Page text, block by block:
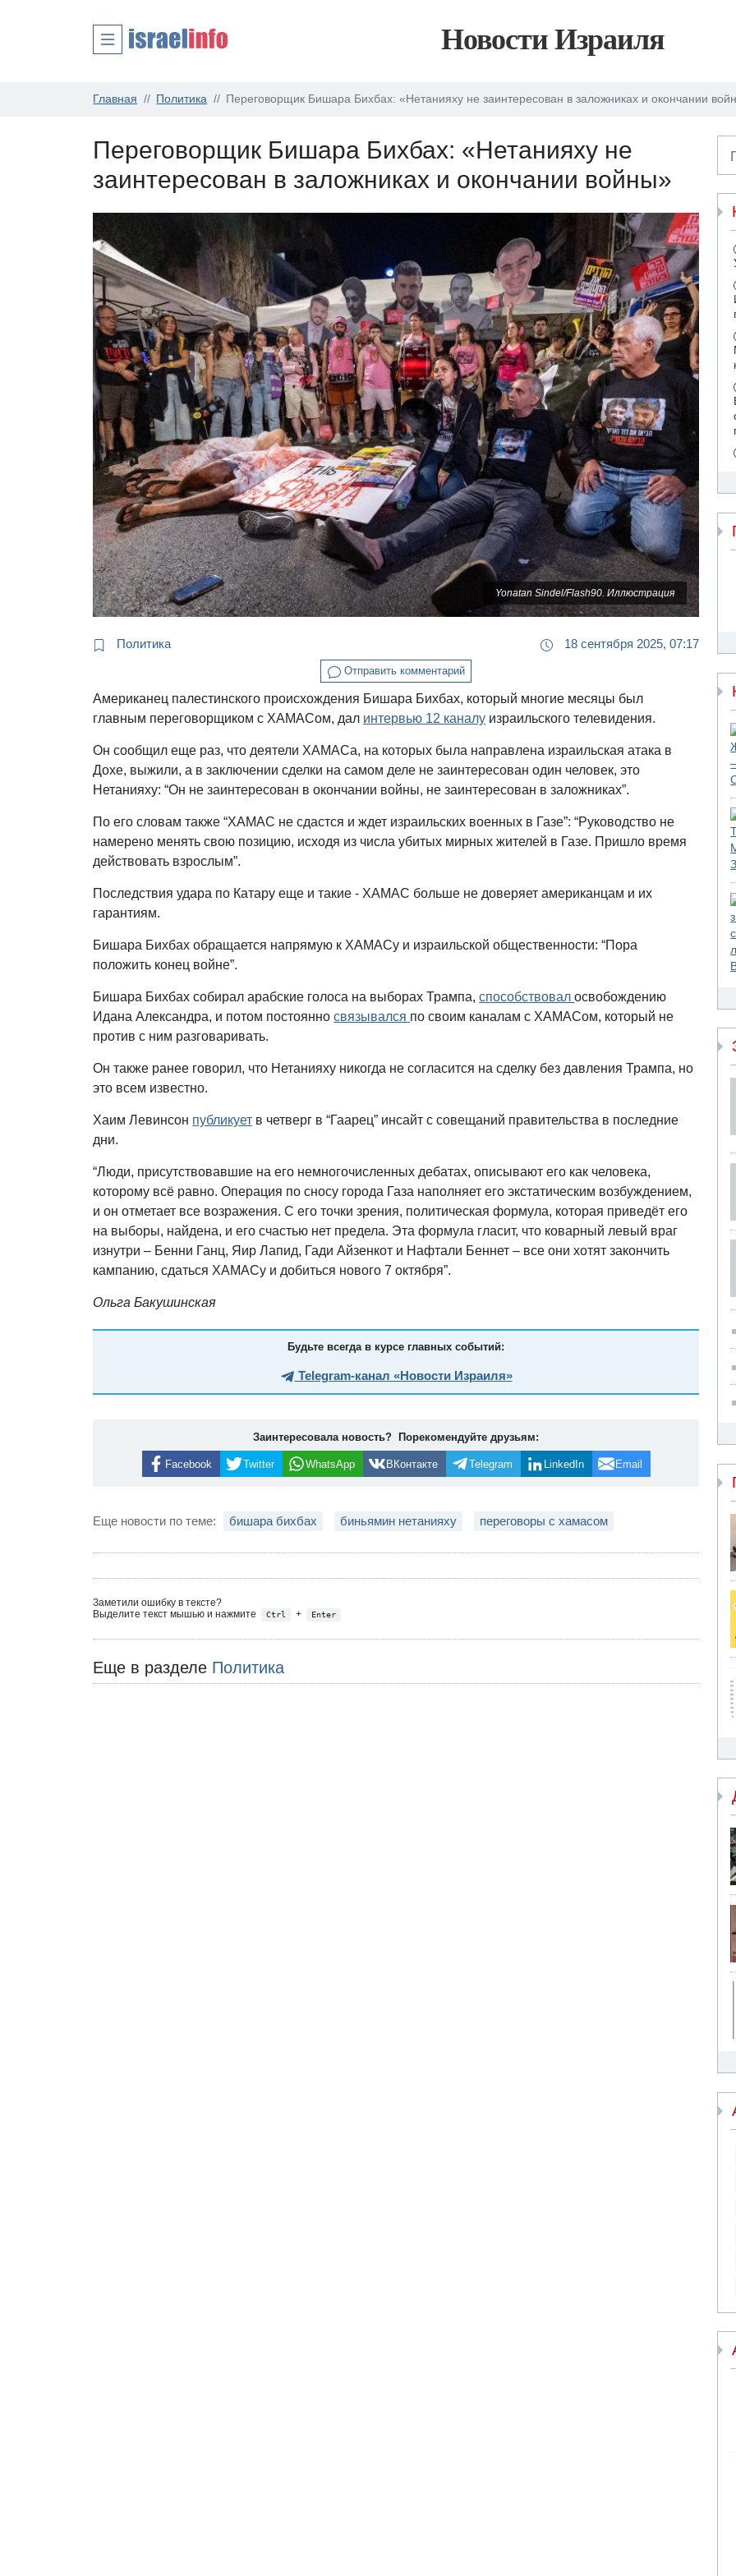
Новости Израиля
Главная Политика Переговорщик Бишара Бихбах: «Нетанияху не заинтересован в заложниках и окончании
Переговорщик Бишара Бихбах: «Нетанияху не
заинтересован в заложниках и окончании войны»
Yonatan Sindel/Flash90. Иллюстрация
Политика 18 сентября 2025, 07:17
Отправить комментарий
Американец палестинского происхождения Бишара Бихбах, который многие месяцы был
главным переговорщиком с ХАМАСом, дал интервью 12 каналу израильского телевидения.
Он сообщил еще раз, что деятели ХАМАСа, на которых была направлена израильская атака в
Дохе, выжили, а в заключении сделки на самом деле не заинтересован один человек, это
Нетанияху: “Он не заинтересован в окончании войны, не заинтересован в заложниках”.
По его словам также “ХАМАС не сдастся и ждет израильских военных в Газе”: “Руководство не
намерено менять свою позицию, исходя из числа убитых мирных жителей в Газе. Пришло время
действовать взрослым”.
Последствия удара по Катару еще и такие - ХАМАС больше не доверяет американцам и их
гарантиям.
Бишара Бихбах обращается напрямую к ХАМАСу и израильской общественности: “Пора
положить конец войне”.
Бишара Бихбах собирал арабские голоса на выборах Трампа,способствовалосвобождению
Идана Александра, и потом постоянносвязывался по своим каналам с ХАМАСом, который не
против с ним разговаривать.
Он также ранее говорил, что Нетанияху никогда не согласится на сделку без давления Трампа, но
это всем известно.
Хаим Левинсон публикует в четверг в “Гаарец” инсайт с совещаний правительства в последние
дни.
“Люди, присутствовавшие на его немногочисленных дебатах, описывают его как человека,
которому всё равно. Операция по сносу города Газа наполняет его экстатическим возбуждением,
и он отметает все возражения. С его точки зрения, политическая формула, которая приведёт его
на выборы, найдена, и его счастью нет предела. Эта формула гласит, что коварный левый враг
изнутри – Бенни Ганц, Яир Лапид, Гади Айзенкот и Нафтали Беннет – все они хотят закончить
кампанию, сдаться ХАМАСу и добиться нового 7 октября”.
Ольга Бакушинская
Будьте всегда в курсе главных событий:
Telegram-канал «Новости Израиля»
Заинтересовала новость? Порекомендуйте друзьям:
Facebook Twitter WhatsApp ВКонтакте Telegram LinkedIn Email
Еще новости по теме: бишара бихбах биньямин нетанияху переговоры с хамасом
Заметили ошибку в тексте?
Выделите текст мышью и нажмите
Ctrl + Enter
Еще в разделе Политика